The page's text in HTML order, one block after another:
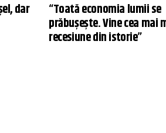
dar “Toată economia lumii se
prăbușește. Vine cea mai
recesiune din istorie”